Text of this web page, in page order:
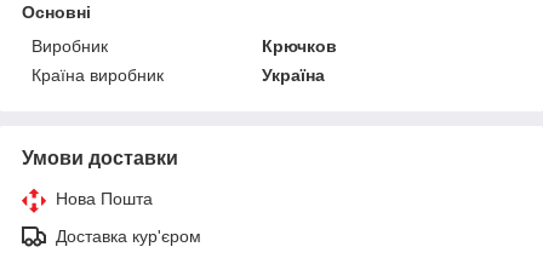
Основні
Виробник
Крючков
Країна виробник
Україна
Умови доставки
Нова Пошта
Доставка кур'єром